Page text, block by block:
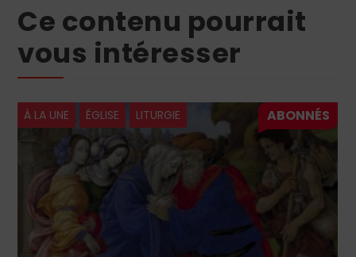
Ce contenu pourrait
vous intéresser
À LA UNE ÉGLISE LITURGIE